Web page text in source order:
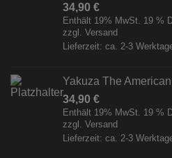
34,90 €
Enthält 19% MwSt. 19 %
zzgl. Versand
Lieferzeit: ca. 2-3
Yakuza The
34,90 €
Enthält 19% MwSt. 19 %
zzgl. Versand
Lieferzeit: ca. 2-3